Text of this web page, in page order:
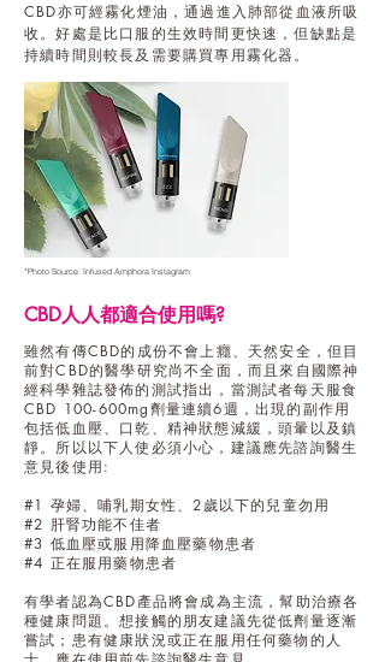
CBD亦可經霧化煙油，通過進入肺部從血液所吸
收。好處是比口服的生效時間更快速，但缺點是
持續時間則較長及需要購買專用霧化器。
*Photo Source: Infused Amphora Instagram
CBD人人都適合使用嗎?
雖然有傳CBD的成份不會上癮、天然安全，但目
前對CBD的醫學研究尚不全面，而且來自國際神
經科學雜誌發佈的測試指出，當測試者每天服食
CBD 100-600mg劑量連續6週，出現的副作用
包括低血壓、口乾、精神狀態減緩，頭暈以及鎮
靜。所以以下人使必須小心，建議應先諮詢醫生
意見後使用:
#1 孕婦、哺乳期女性、2歲以下的兒童勿用
#2 肝腎功能不佳者
#3 低血壓或服用降血壓藥物患者
#4 正在服用藥物患者
有學者認為CBD產品將會成為主流，幫助治療各
種健康問題。想接觸的朋友建議先從低劑量逐漸
嘗試；患有健康狀況或正在服用任何藥物的人